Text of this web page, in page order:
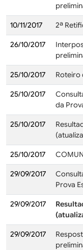
10/11/2017 2ª
26/10/2017
25/10/2017 Roteiro
25/10/2017
da
25/10/2017
25/10/2017
29/09/2017
Prova
29/09/2017
29/09/2017